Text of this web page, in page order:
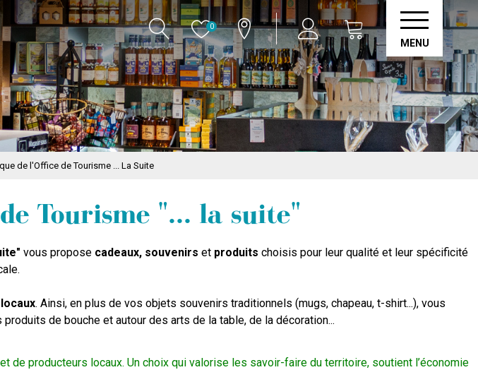
0
MENU
de l'Office de Tourisme ... La Suite
Tourisme "... la suite"
vous propose cadeaux, souvenirs et produits choisis pour leur qualité et leur spécificité
. Ainsi, en plus de vos objets souvenirs traditionnels (mugs, chapeau, t-shirt...), vous
de bouche et autour des arts de la table, de la décoration...
de producteurs locaux. Un choix qui valorise les savoir-faire du territoire, soutient l’économie